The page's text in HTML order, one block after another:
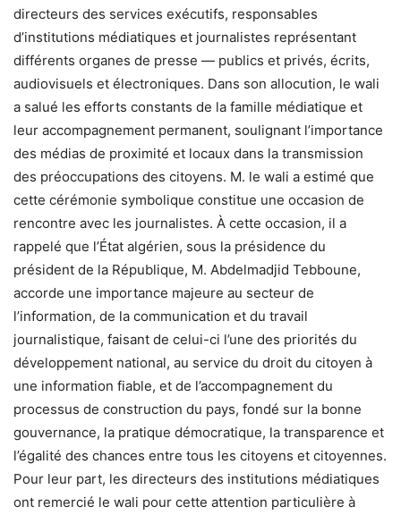
directeurs des services exécutifs, responsables
d’institutions médiatiques et journalistes représentant
différents organes de presse — publics et privés, écrits,
audiovisuels et électroniques. Dans son allocution, le wali
a salué les efforts constants de la famille médiatique et
leur accompagnement permanent, soulignant l’importance
des médias de proximité et locaux dans la transmission
des préoccupations des citoyens. M. le wali a estimé que
cette cérémonie symbolique constitue une occasion de
rencontre avec les journalistes. À cette occasion, il a
rappelé que l’État algérien, sous la présidence du
président de la République, M. Abdelmadjid Tebboune,
accorde une importance majeure au secteur de
l’information, de la communication et du travail
journalistique, faisant de celui-ci l’une des priorités du
développement national, au service du droit du citoyen à
une information fiable, et de l’accompagnement du
processus de construction du pays, fondé sur la bonne
gouvernance, la pratique démocratique, la transparence et
l’égalité des chances entre tous les citoyens et citoyennes.
Pour leur part, les directeurs des institutions médiatiques
ont remercié le wali pour cette attention particulière à